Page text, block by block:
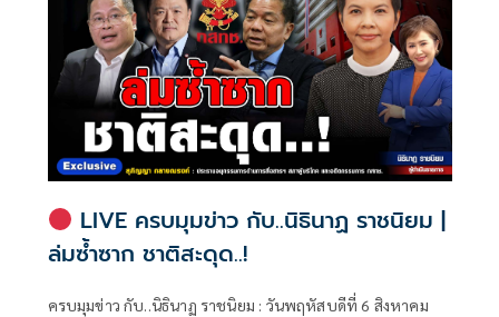
LIVE ครบมุมข่าว กับ..นิธินาฏ ราชนิยม |
ล่มซ้ำซาก ชาติสะดุด..!
ครบมุมข่าว กับ..นิธินาฏ ราชนิยม : วันพฤหัสบดีที่ 6 สิงหาคม